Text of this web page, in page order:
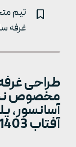
غرفه
طراحی
مخصوص
آسانسور،
آفتاب 1403 چه ویژگی هایی دارد؟